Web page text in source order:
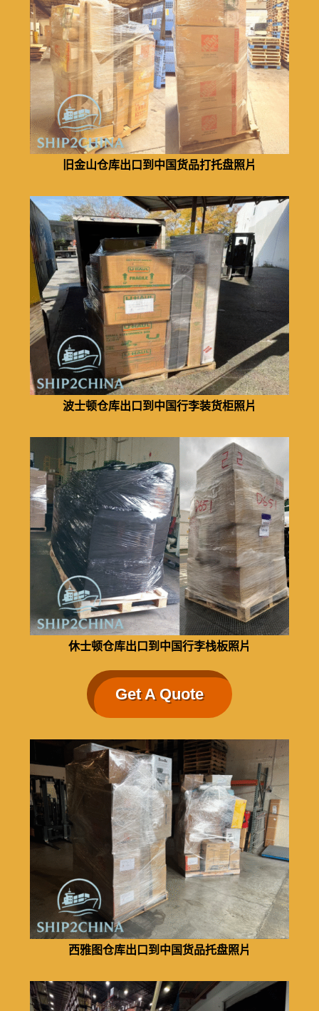
旧金山仓库出口到中国货品打托盘照片
波士顿仓库出口到中国行李装货柜照片
休士顿仓库出口到中国行李栈板照片
Get A Quote
西雅图仓库出口到中国货品托盘照片